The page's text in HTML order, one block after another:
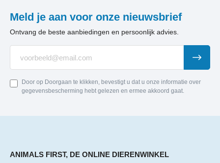
Meld je aan voor onze nieuwsbrief
Ontvang de beste aanbiedingen en persoonlijk advies.
Door op Doorgaan te klikken, bevestigt u dat u onze informatie over
gegevensbescherming hebt gelezen en ermee akkoord gaat.
ANIMALS FIRST, DE ONLINE DIERENWINKEL